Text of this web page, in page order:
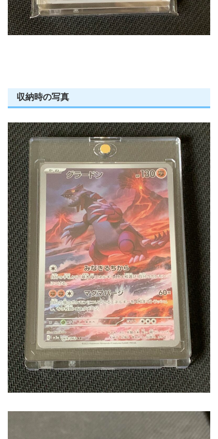
収納時の写真